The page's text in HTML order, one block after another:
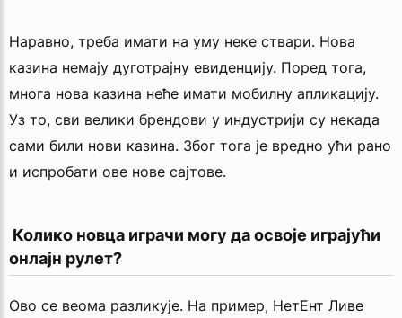
Наравно, треба имати на уму неке ствари. Нова
казина немају дуготрајну евиденцију. Поред тога,
многа нова казина неће имати мобилну апликацију.
Уз то, сви велики брендови у индустрији су некада
сами били нови казина. Због тога је вредно ући рано
и испробати ове нове сајтове.
онлајн рулет?
Ово се веома разликује. На пример, НетЕнт Ливе